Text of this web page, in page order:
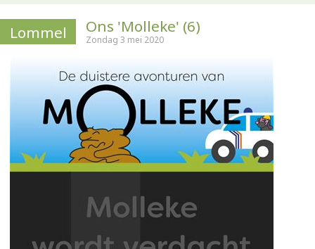
Lommel Ons 'Molleke' (6)
Zondag 3 mei 2020